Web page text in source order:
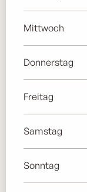
Mittwoch
Donnerstag
Freitag
Samstag
Sonntag